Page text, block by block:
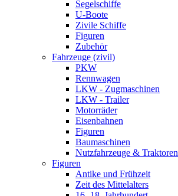
Segelschiffe
U-Boote
Zivile Schiffe
Figuren
Zubehör
Fahrzeuge (zivil)
PKW
Rennwagen
LKW - Zugmaschinen
LKW - Trailer
Motorräder
Eisenbahnen
Figuren
Baumaschinen
Nutzfahrzeuge & Traktoren
Figuren
Antike und Frühzeit
Zeit des Mittelalters